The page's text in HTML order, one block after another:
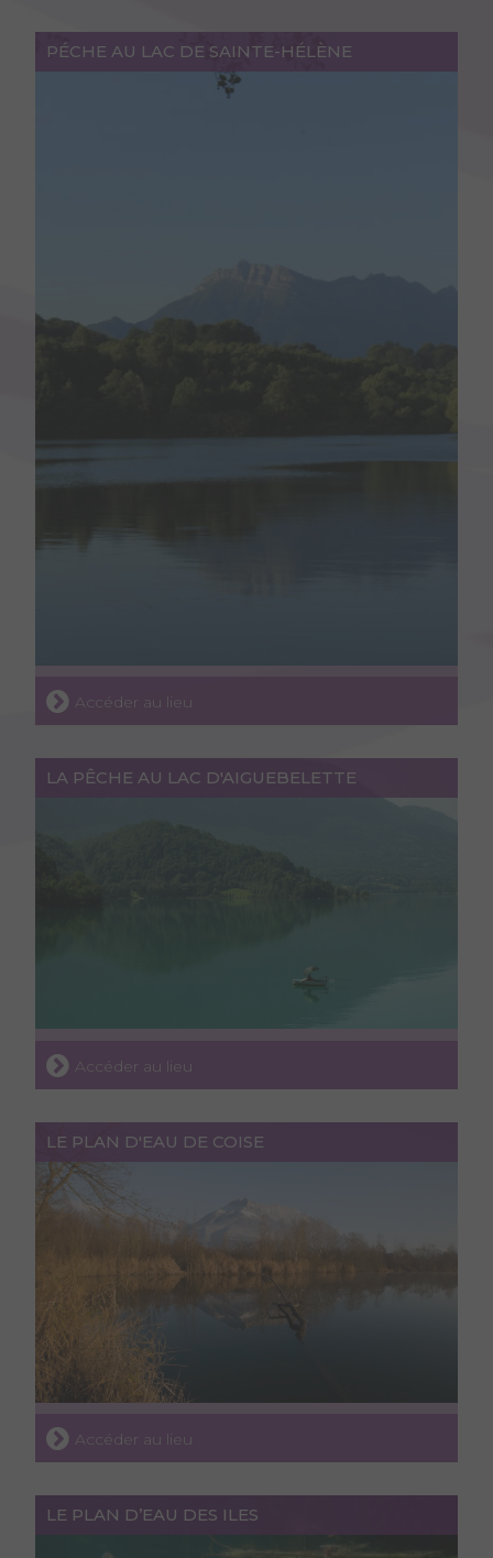
PÉCHE AU LAC DE SAINTE-HÉLÈNE
Accéder au lieu
LA PÊCHE AU LAC D'AIGUEBELETTE
Accéder au lieu
LE PLAN D'EAU DE COISE
Accéder au lieu
LE PLAN D’EAU DES ILES